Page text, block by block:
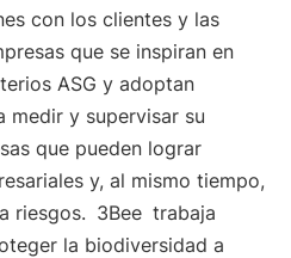
con los clientes y las
que se inspiran en
ASG y adoptan
medir y supervisar su
que pueden lograr
y, al mismo tiempo,
riesgos. 3Bee trabaja
la biodiversidad a